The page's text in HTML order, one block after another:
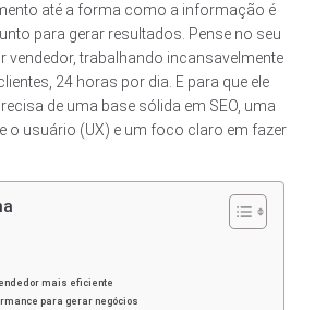
até a forma como a informação é
para gerar resultados. Pense no seu
vendedor, trabalhando incansavelmente
24 horas por dia. E para que ele
de uma base sólida em SEO, uma
o usuário (UX) e um foco claro em fazer
mais eficiente
para gerar negócios